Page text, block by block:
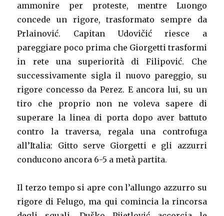
ammonire per proteste, mentre Luongo
concede un rigore, trasformato sempre da
Prlainović. Capitan Udovičić riesce a
pareggiare poco prima che Giorgetti trasformi
in rete una superiorità di Filipović. Che
successivamente sigla il nuovo pareggio, su
rigore concesso da Perez. E ancora lui, su un
tiro che proprio non ne voleva sapere di
superare la linea di porta dopo aver battuto
contro la traversa, regala una controfuga
all’Italia: Gitto serve Giorgetti e gli azzurri
conducono ancora 6-5 a metà partita.
Il terzo tempo si apre con l’allungo azzurro su
rigore di Felugo, ma qui comincia la rincorsa